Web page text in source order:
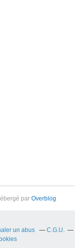
par Overblog
un abus C.G.U.